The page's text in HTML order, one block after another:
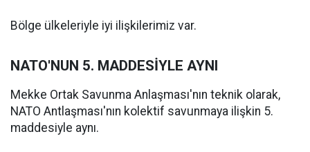
Bölge ülkeleriyle iyi ilişkilerimiz var.
NATO'NUN 5. MADDESİYLE AYNI
Mekke Ortak Savunma Anlaşması'nın teknik olarak,
NATO Antlaşması'nın kolektif savunmaya ilişkin 5.
maddesiyle aynı.